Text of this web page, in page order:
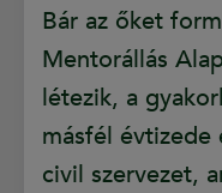
Bár az őket
Mentorállás
létezik, a
másfél
civil szervezet,